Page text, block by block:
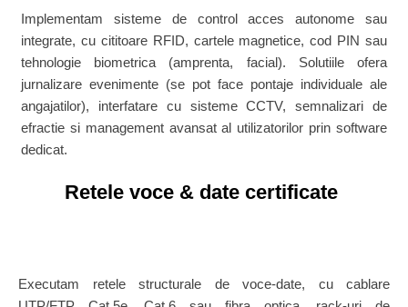
Implementam sisteme de control acces autonome sau
integrate, cu cititoare RFID, cartele magnetice, cod PIN sau
tehnologie biometrica (amprenta, facial). Solutiile ofera
jurnalizare evenimente (se pot face pontaje individuale ale
angajatilor), interfatare cu sisteme CCTV, semnalizari de
efractie si management avansat al utilizatorilor prin software
dedicat.
Retele voce & date certificate
Executam retele structurale de voce-date, cu cablare